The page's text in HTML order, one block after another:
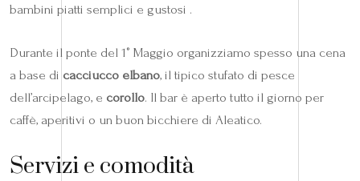
bambini piatti semplici e gustosi .
Durante il ponte del 1° Maggio organizziamo spesso una cena
a base di cacciucco elbano, il tipico stufato di pesce
dell’arcipelago, e corollo. Il bar è aperto tutto il giorno per
caffè, aperitivi o un buon bicchiere di Aleatico.
Servizi e comodità